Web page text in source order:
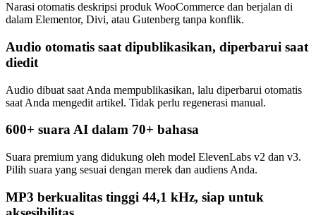
Narasi otomatis deskripsi produk WooCommerce dan berjalan di
dalam Elementor, Divi, atau Gutenberg tanpa konflik.
Audio otomatis saat dipublikasikan, diperbarui saat
diedit
Audio dibuat saat Anda mempublikasikan, lalu diperbarui otomatis
saat Anda mengedit artikel. Tidak perlu regenerasi manual.
600+ suara AI dalam 70+ bahasa
Suara premium yang didukung oleh model ElevenLabs v2 dan v3.
Pilih suara yang sesuai dengan merek dan audiens Anda.
MP3 berkualitas tinggi 44,1 kHz, siap untuk